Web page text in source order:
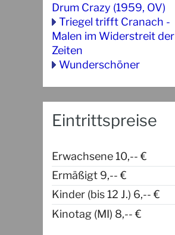
Drum Crazy (1959, OV)
Triegel trifft Cranach -
Malen im Widerstreit der
Zeiten
Wunderschöner
Eintrittspreise
Erwachsene 10,-- €
Ermäßigt 9,-- €
Kinder (bis 12 J.) 6,-- €
Kinotag (MI) 8,-- €